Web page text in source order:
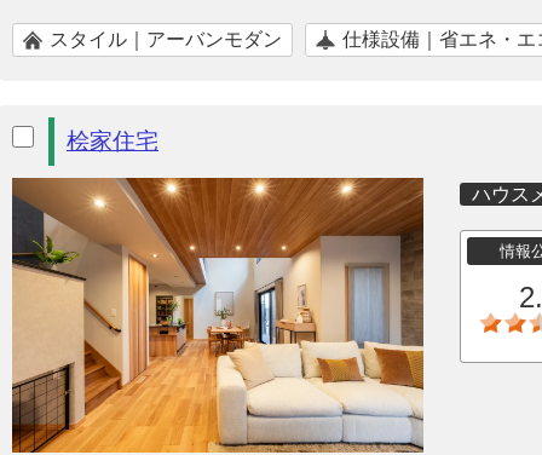
スタイル｜アーバンモダン 仕様設備｜省エネ・エ
桧家住宅
ハウス
情報